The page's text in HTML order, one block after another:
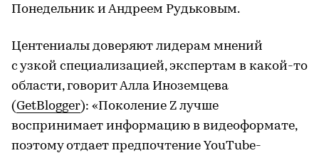
Понедельник и Андреем Рудьковым.
Центениалы доверяют лидерам мнений
с узкой специализацией, экспертам в какой-то
области, говорит Алла Иноземцева
(GetBlogger): «Поколение Z лучше
воспринимает информацию в видеоформате,
поэтому отдает предпочтение YouTube-